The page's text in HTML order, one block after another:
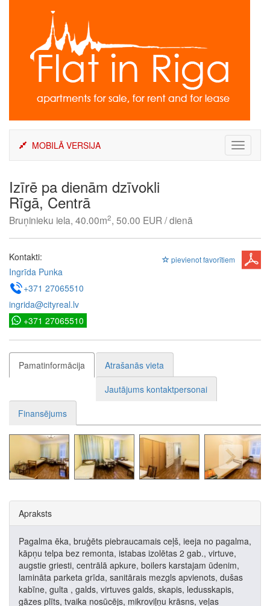
Toggle
MOBILĀ VERSIJA
Izīrē pa dienām dzīvokli
Rīgā, Centrā
Bruņinieku iela, 40.00m2, 50.00 EUR / dienā
pievienot favorītiem
Kontakti:
Ingrīda Punka
+371 27065510
ingrida@cityreal.lv
+371 27065510
Pamatinformācija
Atrašanās vieta
Jautājums kontaktpersonai
Finansējums
Apraksts
Pagalma ēka, bruģēts piebraucamais ceļš, ieeja no pagalma,
kāpņu telpa bez remonta, istabas izolētas 2 gab., virtuve,
augstie griesti, centrālā apkure, boilers karstajam ūdenim,
lamināta parketa grīda, sanitārais mezgls apvienots, dušas
kabīne, gulta , galds, virtuves galds, skapis, ledusskapis,
gāzes plīts, tvaika nosūcējs, mikroviļņu krāsns, veļas